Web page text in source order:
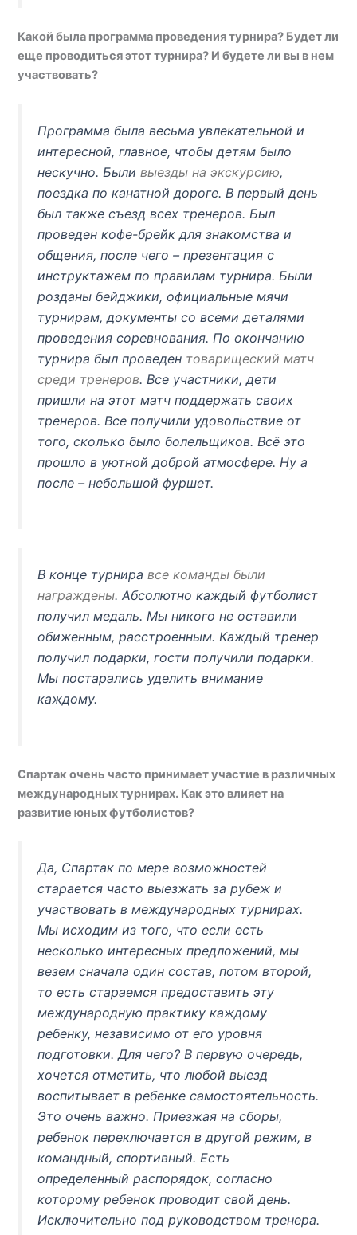
Какой была программа проведения турнира? Будет ли
еще проводиться этот турнира? И будете ли вы в нем
участвовать?
Программа была весьма увлекательной и
интересной, главное, чтобы детям было
нескучно. Быливыезды на экскурсию,
поездка по канатной дороге. В первый день
был также съезд всех тренеров. Был
проведен кофе-брейк для знакомства и
общения, после чего – презентация с
инструктажем по правилам турнира. Были
розданы бейджики, официальные мячи
турнирам, документы со всеми деталями
проведения соревнования. По окончанию
турнира был проведен товарищеский матч
среди тренеров. Все участники, дети
пришли на этот матч поддержать своих
тренеров. Все получили удовольствие от
того, сколько было болельщиков. Всё это
прошло в уютной доброй атмосфере. Ну а
после – небольшой фуршет.
В конце турниравсе команды были
награждены. Абсолютно каждый футболист
получил медаль. Мы никого не оставили
обиженным, расстроенным. Каждый тренер
получил подарки, гости получили подарки.
Мы постарались уделить внимание
каждому.
Спартак очень часто принимает участие в различных
международных турнирах. Как это влияет на
развитие юных футболистов?
Да, Спартак по мере возможностей
старается часто выезжать за рубеж и
участвовать в международных турнирах.
Мы исходим из того, что если есть
несколько интересных предложений, мы
везем сначала один состав, потом второй,
то есть стараемся предоставить эту
международную практику каждому
ребенку, независимо от его уровня
подготовки. Для чего? В первую очередь,
хочется отметить, что любой выезд
воспитывает в ребенке самостоятельность.
Это очень важно. Приезжая на сборы,
ребенок переключается в другой режим, в
командный, спортивный. Есть
определенный распорядок, согласно
которому ребенок проводит свой день.
Исключительно под руководством тренера.